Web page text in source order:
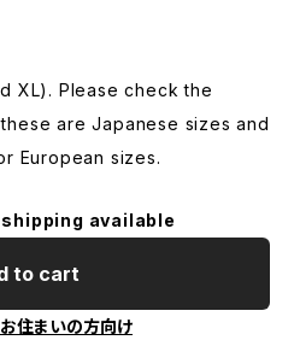
XL). Please check the
are Japanese sizes and
European sizes.
available
to cart
住まいの方向け